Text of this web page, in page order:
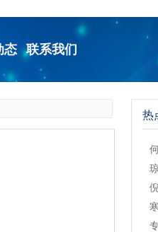
态 联系我们
热